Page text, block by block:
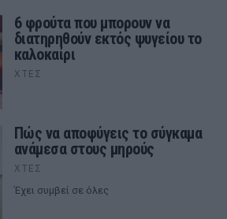
6 φρούτα που μπορουν να
διατηρηθούν εκτός ψυγείου το
καλοκαίρι
ΧΤΕΣ
Πώς να αποφύγεις το σύγκαμα
ανάμεσα στους μηρούς
ΧΤΕΣ
Έχει συμβεί σε όλες